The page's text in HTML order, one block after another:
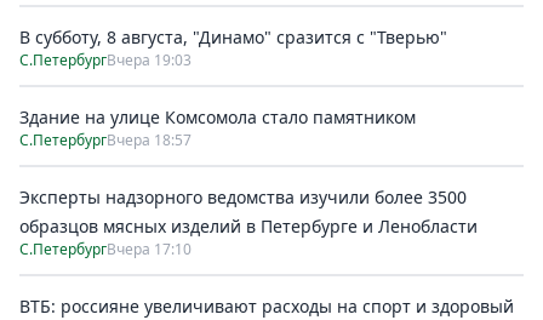
В субботу, 8 августа, "Динамо" сразится с "Тверью"
С.ПетербургВчера 19:03
Здание на улице Комсомола стало памятником
С.ПетербургВчера 18:57
Эксперты надзорного ведомства изучили более 3500
образцов мясных изделий в Петербурге и Ленобласти
С.ПетербургВчера 17:10
ВТБ: россияне увеличивают расходы на спорт и здоровый